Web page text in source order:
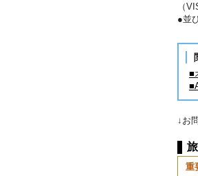
（
●並
■
↓お
重